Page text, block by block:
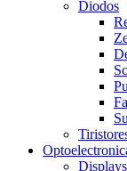
Diodos